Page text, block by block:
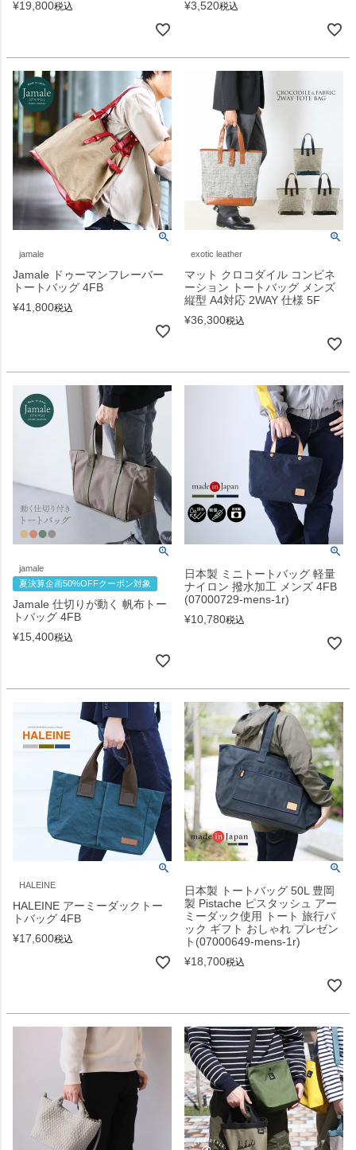
¥19,800税込
¥3,520税込
jamale
Jamale ドゥーマンフレーバー
トートバッグ 4FB
¥41,800税込
exotic leather
マット クロコダイル コンビネ
ーション トートバッグ メンズ
縦型 A4対応 2WAY 仕様 5F
¥36,300税込
jamale
夏決算企画50%OFFクーポン対象
Jamale 仕切りが動く 帆布トー
トバッグ 4FB
¥15,400税込
日本製 ミニトートバッグ 軽量
ナイロン 撥水加工 メンズ 4FB
(07000729-mens-1r)
¥10,780税込
HALEINE
HALEINE アーミーダックトー
トバッグ 4FB
¥17,600税込
日本製 トートバッグ 50L 豊岡
製 Pistache ピスタッシュ アー
ミーダック使用 トート 旅行バ
ック ギフト おしゃれ プレゼン
ト(07000649-mens-1r)
¥18,700税込